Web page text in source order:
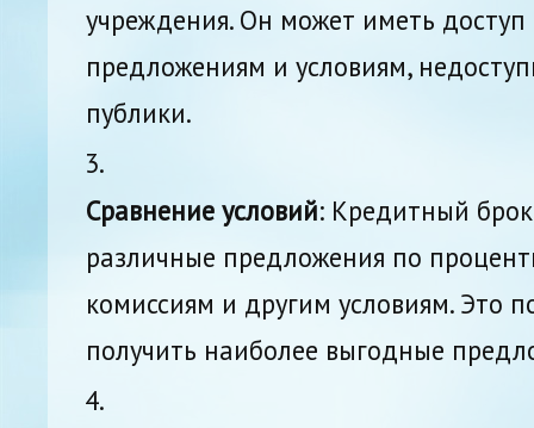
учреждения. Он может иметь
предложениям и условиям,
публики.
Сравнение условий: Кредитный
различные предложения по
комиссиям и другим условиям. Это
получить наиболее выгодные